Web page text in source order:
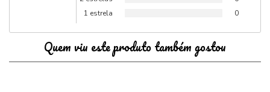
1 estrela
0
Quem viu este produto também gostou